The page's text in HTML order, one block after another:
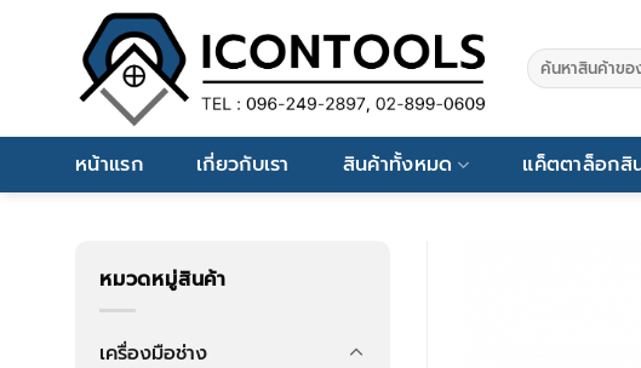
ค้นหา:
หน้าแรก เกี่ยวกับเรา สินค้าทั้งหมด แค็ตตาล็อกสิ
หมวดหมู่สินค้า
เครื่องมือช่าง